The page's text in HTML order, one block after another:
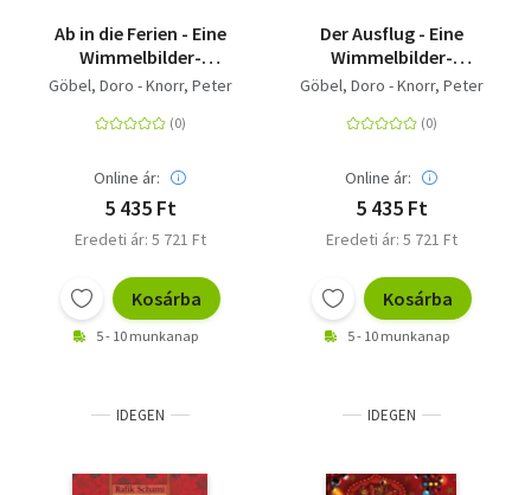
Ab in die Ferien - Eine
Wimmelbilder-
Geschichte.
Pappbilderbuch
Göbel, Doro - Knorr, Peter
Online ár:
5 435 Ft
Eredeti ár: 5 721 Ft
Kosárba
5 - 10 munkanap
Der Ausflug - Eine
Wimmelbilder-
Geschichte.
Immer-wieder-
Miterzählen.
Aktualisierte
Neuausgabe
Göbel, Doro - Knorr, Peter
Online ár:
5 435 Ft
Eredeti ár: 5 721 Ft
Kosárba
5 - 10 munkanap
IDEGEN IDEGEN